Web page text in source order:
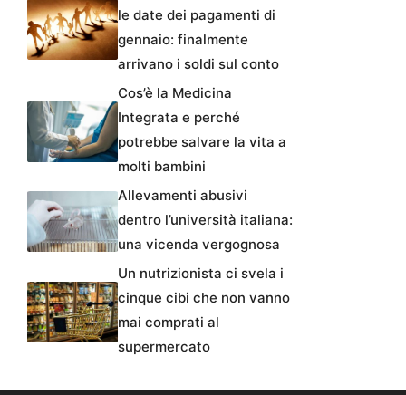
le date dei pagamenti di
gennaio: finalmente
arrivano i soldi sul conto
Cos’è la Medicina
Integrata e perché
potrebbe salvare la vita a
molti bambini
Allevamenti abusivi
dentro l’università italiana:
una vicenda vergognosa
Un nutrizionista ci svela i
cinque cibi che non vanno
mai comprati al
supermercato